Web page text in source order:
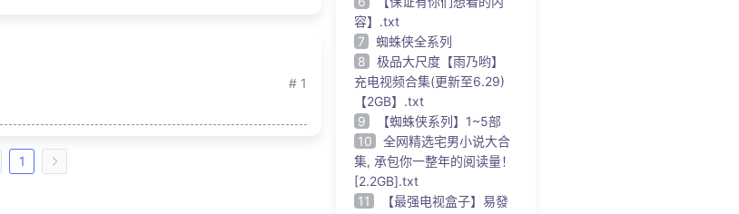
# 1
1
容】.txt
7
蜘蛛侠全系列
8
极品大尺度【雨乃哟】
充电视频合集(更新至6.29)
【2GB】.txt
9
【蜘蛛侠系列】1~5部
10
全网精选宅男小说大合
集, 承包你一整年的阅读量！
[2.2GB].txt
11
【最强电视盒子】易發